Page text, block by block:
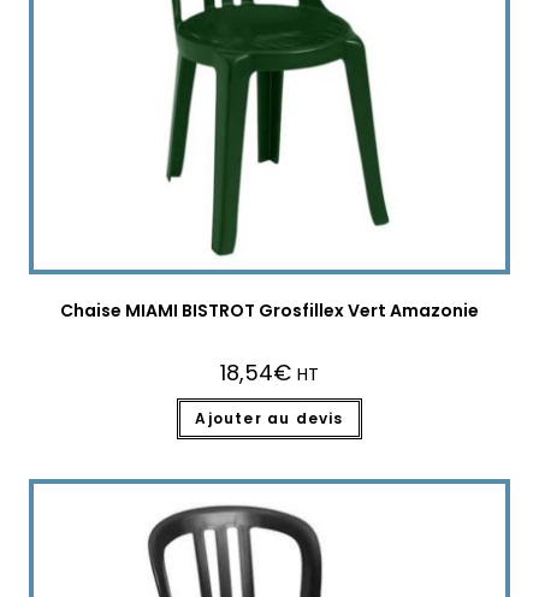
Chaise MIAMI BISTROT Grosfillex Vert Amazonie
18,54€ HT
Ajouter au devis